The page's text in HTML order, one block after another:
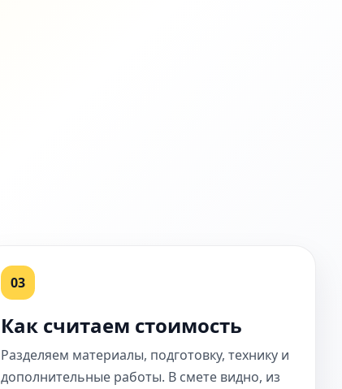
03
Как считаем стоимость
Разделяем материалы, подготовку, технику и
дополнительные работы. В смете видно, из